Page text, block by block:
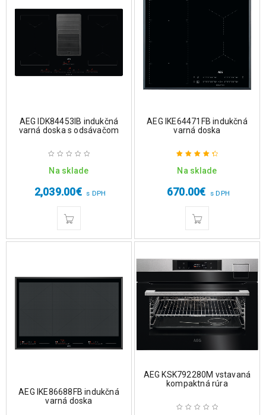
AEG IDK84453IB indukčná
varná doska s odsávačom
Na sklade
2,039.00€ s DPH
AEG IKE64471FB indukčná
varná doska
Hodnotenie
Na sklade
670.00€ s DPH
AEG IKE86688FB indukčná
varná doska
AEG KSK792280M vstavaná
kompaktná rúra